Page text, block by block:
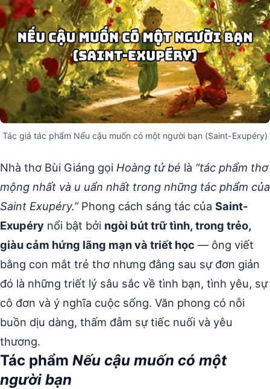
Tác giả tác phẩm Nếu cậu muốn có một người bạn (Saint-Exupéry)
Nhà thơ Bùi Giáng gọi Hoàng tử bé là “tác phẩm thơ
mộng nhất và u uẩn nhất trong những tác phẩm của
Saint Exupéry.”Phong cách sáng tác của Saint-
Exupéry nổi bật bởi ngòi bút trữ tình, trong trẻo,
giàu cảm hứng lãng mạn và triết học — ông viết
bằng con mắt trẻ thơ nhưng đằng sau sự đơn giản
đó là những triết lý sâu sắc về tình bạn, tình yêu, sự
cô đơn và ý nghĩa cuộc sống. Văn phong có nỗi
buồn dịu dàng, thấm đẫm sự tiếc nuối và yêu
thương.
Tác phẩm Nếu cậu muốn có một
người bạn